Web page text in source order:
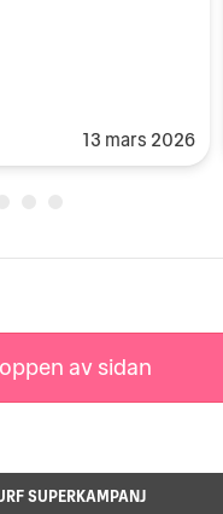
13 mars 2026
av sidan
SUPERKAMPANJ